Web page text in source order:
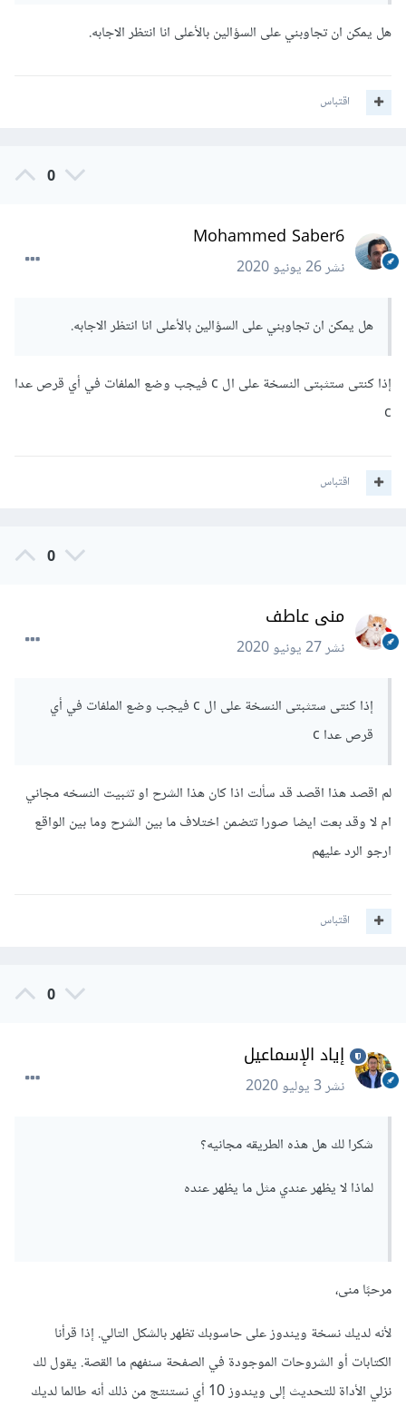
هل يمكن ان تجاوبني على السؤالين بالأعلى انا انتظر الاجابه.
اقتباس
0
Mohammed Saber6
نشر26 يونيو 2020
هل يمكن ان تجاوبني على السؤالين بالأعلى انا انتظر الاجابه.
إذا كنتى ستثبتى النسخة على ال c فيجب وضع الملفات في أي قرص عدا
c
اقتباس
0
منى عاطف
نشر27 يونيو 2020
إذا كنتى ستثبتى النسخة على ال c فيجب وضع الملفات في أي
قرص عدا c
لم اقصد هذا اقصد قد سألت اذا كان هذا الشرح او تثبيت النسخه مجاني
ام لا وقد بعت ايضا صورا تتضمن اختلاف ما بين الشرح وما بين الواقع
ارجو الرد عليهم
اقتباس
0
إياد الإسماعيل
نشر3 يوليو 2020
شكرا لك هل هذه الطريقه مجانيه؟
لماذا لا يظهر عندي مثل ما يظهر عنده
مرحبًا منى،
لأنه لديك نسخة ويندوز على حاسوبك تظهر بالشكل التالي. إذا قرأنا
الكتابات أو الشروحات الموجودة في الصفحة سنفهم ما القصة. يقول لك
نزلي الأداة للتحديث إلى ويندوز 10 أي نستنتج من ذلك أنه طالما لديك